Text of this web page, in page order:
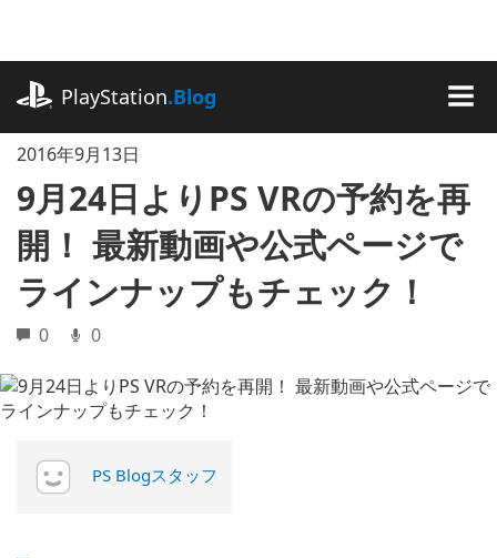
に
キ
ッ
プ
PlayStation.Blog
2016年9月13日
9月24日よりPS VRの予約を再
開！ 最新動画や公式ページで
ラインナップもチェック！
0 0
PS Blogスタッフ